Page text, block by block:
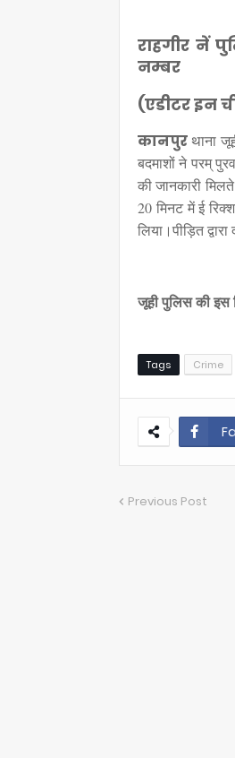
राहगीर नें
नम्बर
(एडीटर इन
कानपुर थाना
बदमाशों ने परम्
की जानकारी
20 मिनट में ई
लिया।पीड़ित
जूही पुलिस की इस
Tags Crime
Previous Post